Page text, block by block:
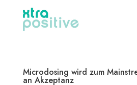
Microdosing wird zum
an Akzeptanz